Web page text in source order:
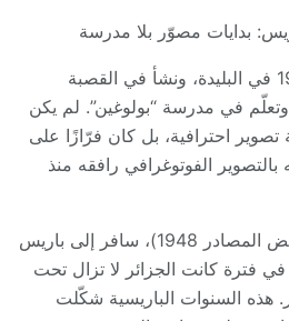
بدايات مصوّر بلا مدرسة
عام 1922 في البليدة، ونشأ في القصبة
وتعلّم في مدرسة “بولوغين”. لم يكن
احترافية، بل كان فرّازًا على
الفوتوغرافي رافقه منذ
في عام 1946 (وبحسب بعض المصادر 1948)، سافر إلى باريس
فترة كانت الجزائر لا تزال تحت
هذه السنوات الباريسية شكّلت